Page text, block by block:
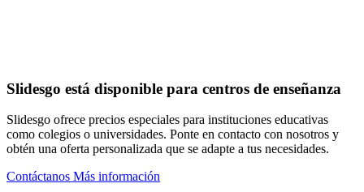
Slidesgo está disponible para centros de enseñanza
Slidesgo ofrece precios especiales para instituciones educativas
como colegios o universidades. Ponte en contacto con nosotros y
obtén una oferta personalizada que se adapte a tus necesidades.
Contáctanos Más información